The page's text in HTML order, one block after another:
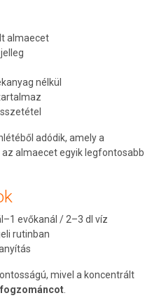
almaecet
nélkül
adódik, amely a
almaecet egyik legfontosabb
evőkanál / 2–3 dl víz
rutinban
mivel a koncentrált